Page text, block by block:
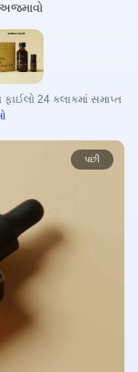
ફાઈલો 24 કલાકમાં સમાપ્ત
પછી